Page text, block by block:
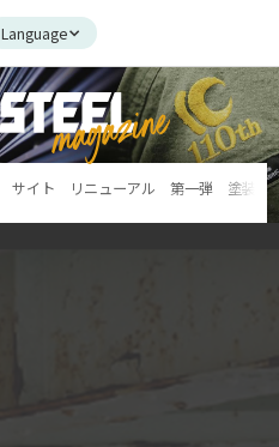
Language
サイト リニューアル 第一弾 塗装周